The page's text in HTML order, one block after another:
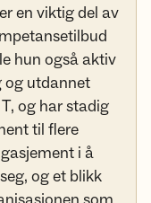
en viktig del av
hun også aktiv
og utdannet
og har stadig
til flere
i å
og et blikk